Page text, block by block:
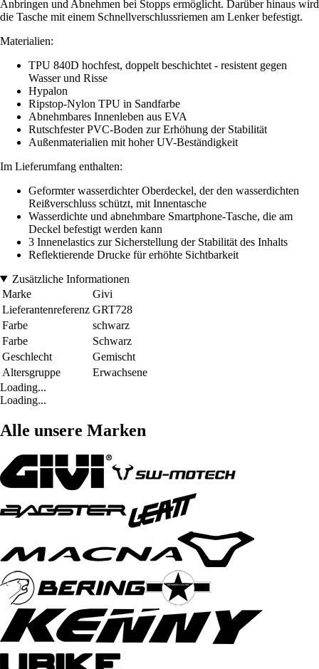
Anbringen und Abnehmen bei Stopps ermöglicht. Darüber hinaus wird
die Tasche mit einem Schnellverschlussriemen am Lenker befestigt.
Materialien:
TPU 840D hochfest, doppelt beschichtet - resistent gegen
Wasser und Risse
Hypalon
Ripstop-Nylon TPU in Sandfarbe
Abnehmbares Innenleben aus EVA
Rutschfester PVC-Boden zur Erhöhung der Stabilität
Außenmaterialien mit hoher UV-Beständigkeit
Im Lieferumfang enthalten:
Geformter wasserdichter Oberdeckel, der den wasserdichten
Reißverschluss schützt, mit Innentasche
Wasserdichte und abnehmbare Smartphone-Tasche, die am
Deckel befestigt werden kann
3 Innenelastics zur Sicherstellung der Stabilität des Inhalts
Reflektierende Drucke für erhöhte Sichtbarkeit
Zusätzliche Informationen
Marke
Givi
Lieferantenreferenz GRT728
Farbe
schwarz
Farbe
Schwarz
Geschlecht
Gemischt
Altersgruppe
Erwachsene
Loading...
Loading...
Alle unsere Marken